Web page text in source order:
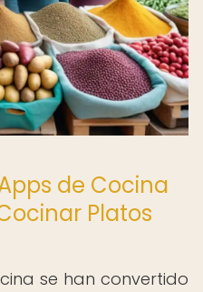
de Cocina
Platos
se han convertido